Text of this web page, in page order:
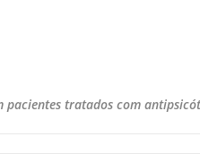
pacientes tratados com